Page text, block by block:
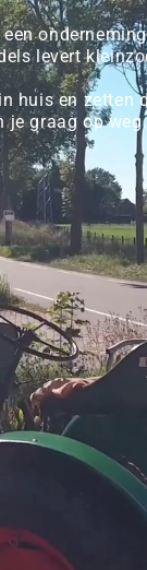
levert
huis en zetten
je graag op weg.